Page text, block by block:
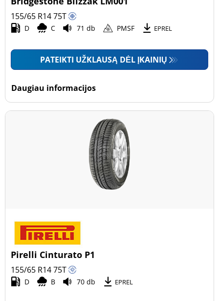
155/65 R1475T
D C 71 db PMSF EPREL
PATEIKTI UŽKLAUSĄ DĖL ĮKAINIŲ
Daugiau informacijos
Pirelli Cinturato P1
155/65 R1475T
D B 70 db EPREL